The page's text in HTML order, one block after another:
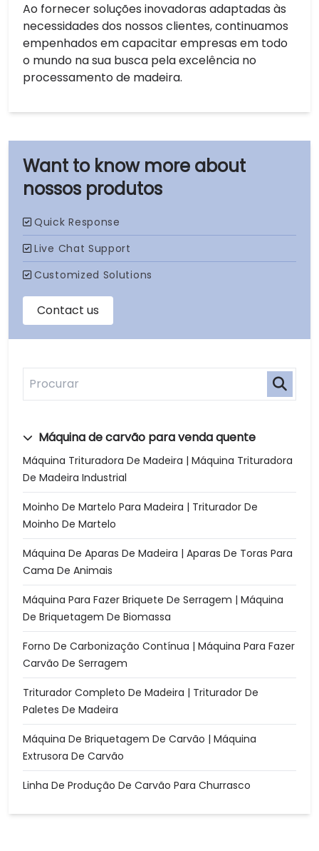
nossos produtos
Máquina de carvão para venda quente
Máquina Trituradora De Madeira | Máquina Trituradora
De Madeira Industrial
Moinho De Martelo Para Madeira | Triturador De
Moinho De Martelo
Máquina De Aparas De Madeira | Aparas De Toras Para
Cama De Animais
Máquina Para Fazer Briquete De Serragem | Máquina
De Briquetagem De Biomassa
Forno De Carbonização Contínua | Máquina Para Fazer
Carvão De Serragem
Triturador Completo De Madeira | Triturador De
Paletes De Madeira
Máquina De Briquetagem De Carvão | Máquina
Extrusora De Carvão
Linha De Produção De Carvão Para Churrasco
Ao fornecer soluções inovadoras adaptadas às
necessidades dos nossos clientes, continuamos
empenhados em capacitar empresas em todo
o mundo na sua busca pela excelência no
processamento de madeira.